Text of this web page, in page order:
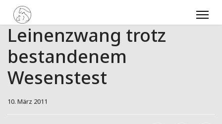
Leinenzwang trotz
bestandenem
Wesenstest
10. März 2011